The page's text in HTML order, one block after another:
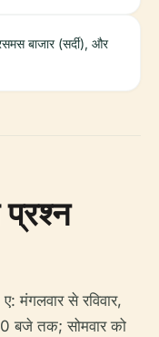
बाजार (सर्दी), और
ए: मंगलवार से रविवार,
बजे तक; सोमवार को